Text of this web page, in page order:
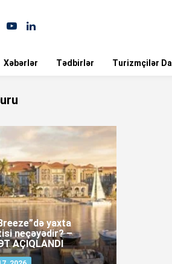
Xəbərlər Tədbirlər Turizmçilər
yaxta
neçəyədir? –
AÇIQLANDI